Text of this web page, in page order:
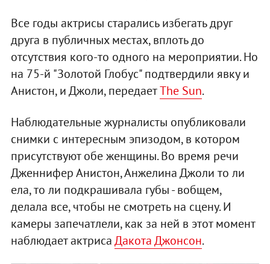
Все годы актрисы старались избегать друг
друга в публичных местах, вплоть до
отсутствия кого-то одного на мероприятии. Но
на 75-й "Золотой Глобус" подтвердили явку и
Анистон, и Джоли, передаетThe Sun.
Наблюдательные журналисты опубликовали
снимки с интересным эпизодом, в котором
присутствуют обе женщины. Во время речи
Дженнифер Анистон, Анжелина Джоли то ли
ела, то ли подкрашивала губы - вобщем,
делала все, чтобы не смотреть на сцену. И
камеры запечатлели, как за ней в этот момент
наблюдает актрисаДакота Джонсон.